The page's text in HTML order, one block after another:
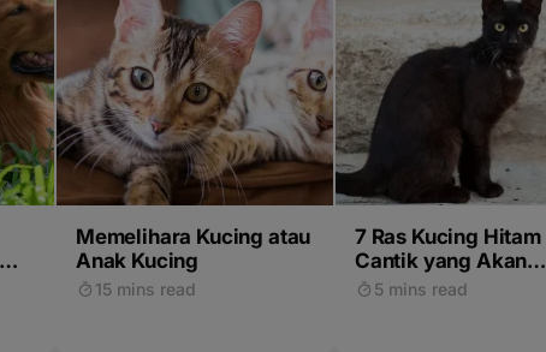
Memelihara Kucing atau
Anak Kucing
15 mins read
7 Ras Kucing Hitam
Cantik yang Akan
Membuat Anda
5 mins read